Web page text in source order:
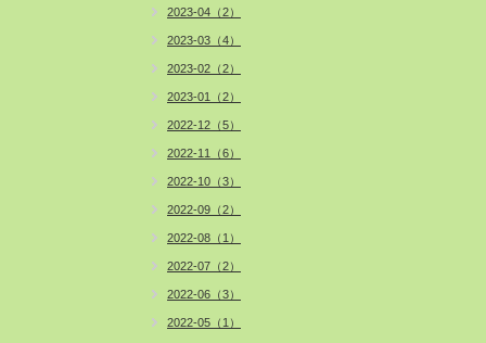
2023-04（2）
2023-03（4）
2023-02（2）
2023-01（2）
2022-12（5）
2022-11（6）
2022-10（3）
2022-09（2）
2022-08（1）
2022-07（2）
2022-06（3）
2022-05（1）